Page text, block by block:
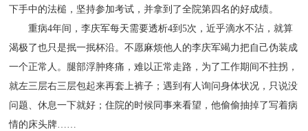
下手中的法槌，坚持参加考试，并拿到了全院第四名的好成绩。
重病4年间，李庆军每天需要透析4到5次，近乎滴水不沾，就算
渴极了也只是抿一抿杯沿。不愿麻烦他人的李庆军竭力把自己伪装成
一个正常人。腿部浮肿疼痛，难以正常走路，为了工作期间不拄拐，
就左三层右三层包起来再套上裤子；遇到有人询问身体状况，只说没
问题、休息一下就好；住院的时候同事来看望，他偷偷抽掉了写着病
情的床头牌……